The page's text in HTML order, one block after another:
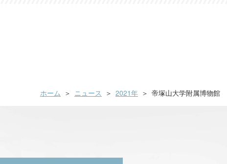
ホーム ニュース 2021年 帝塚山大学附属博物館